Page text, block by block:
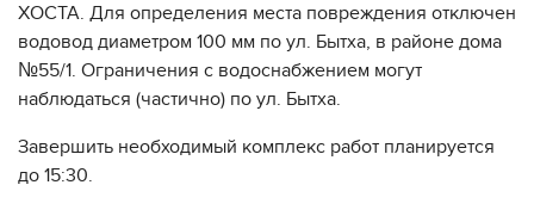
ХОСТА. Для определения места повреждения отключен
водовод диаметром 100 мм по ул. Бытха, в районе дома
№55/1. Ограничения с водоснабжением могут
наблюдаться (частично) по ул. Бытха.
Завершить необходимый комплекс работ планируется
до 15:30.